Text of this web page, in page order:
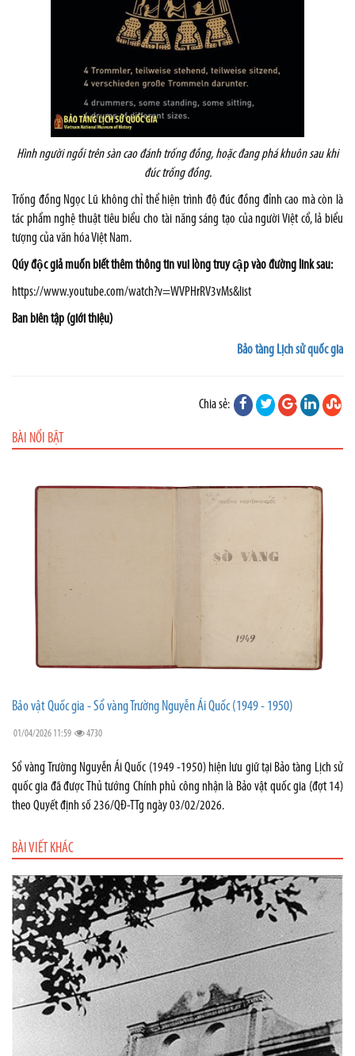
Hình người ngồi trên sàn cao đánh trống đồng, hoặc đang phá khuôn sau khi
đúc trống đồng.
Trống đồng Ngọc Lũ không chỉ thể hiện trình độ đúc đồng đỉnh cao mà còn là
tác phẩm nghệ thuật tiêu biểu cho tài năng sáng tạo của người Việt cổ, lả biểu
tượng của văn hóa Việt Nam.
Qúy độc giả muốn biết thêm thông tin vui lòng truy cập vào đường link sau:
https://www.youtube.com/watch?v=WVPHrRV3vMs&list
Ban biên tập (giới thiệu)
Bảo tàng Lịch sử quốc gia
Chia sẻ:
BÀI NỔI BẬT
Bảo vật Quốc gia - Sổ vàng Trường Nguyễn Ái Quốc (1949 - 1950)
01/04/2026 11:59 4730
Sổ vàng Trường Nguyễn Ái Quốc (1949 -1950) hiện lưu giữ tại Bảo tàng Lịch sử
quốc gia đã được Thủ tướng Chính phủ công nhận là Bảo vật quốc gia (đợt 14)
theo Quyết định số 236/QĐ-TTg ngày 03/02/2026.
BÀI VIẾT KHÁC